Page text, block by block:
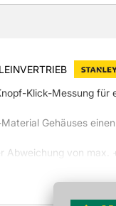
Klick-Messung für
Gehäuses
Abweichung von max.
besser Sichtbarkeit
Längenmessung, in